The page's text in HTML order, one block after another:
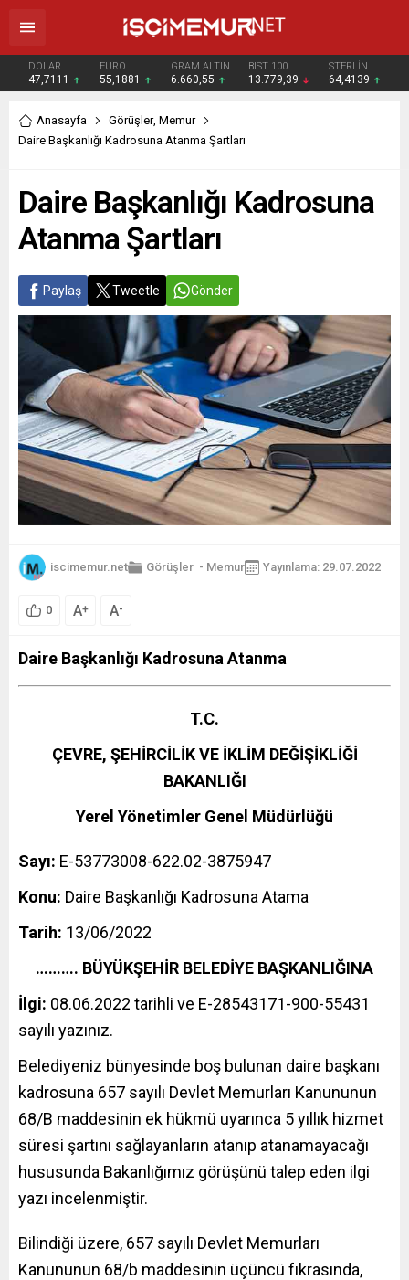
DOLAR
47,7111
EURO
55,1881
GRAM ALTIN
6.660,55
BIST 100
13.779,39
STERLİN
64,4139
Anasayfa Görüşler, Memur
Daire Başkanlığı Kadrosuna Atanma Şartları
Daire Başkanlığı Kadrosuna
Atanma Şartları
Paylaş Tweetle Gönder
iscimemur.net Görüşler - Memur Yayınlama: 29.07.2022
0 A+ A-
Daire Başkanlığı Kadrosuna Atanma
T.C.
ÇEVRE, ŞEHİRCİLİK VE İKLİM DEĞİŞİKLİĞİ
BAKANLIĞI
Yerel Yönetimler Genel Müdürlüğü
Sayı: E-53773008-622.02-3875947
Konu: Daire Başkanlığı Kadrosuna Atama
Tarih: 13/06/2022
………. BÜYÜKŞEHİR BELEDİYE BAŞKANLIĞINA
İlgi: 08.06.2022 tarihli ve E-28543171-900-55431
sayılı yazınız.
Belediyeniz bünyesinde boş bulunan daire başkanı
kadrosuna 657 sayılı Devlet Memurları Kanununun
68/B maddesinin ek hükmü uyarınca 5 yıllık hizmet
süresi şartını sağlayanların atanıp atanamayacağı
hususunda Bakanlığımız görüşünü talep eden ilgi
yazı incelenmiştir.
Bilindiği üzere, 657 sayılı Devlet Memurları
Kanununun 68/b maddesinin üçüncü fıkrasında,